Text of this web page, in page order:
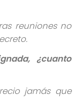
reuniones no
¿cuanto
jamás que